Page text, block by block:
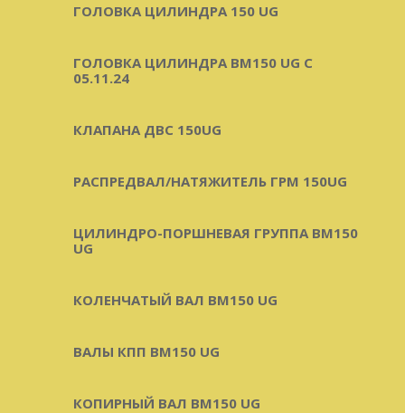
ГОЛОВКА ЦИЛИНДРА 150 UG
ГОЛОВКА ЦИЛИНДРА BM150 UG C
05.11.24
КЛАПАНА ДВС 150UG
РАСПРЕДВАЛ/НАТЯЖИТЕЛЬ ГРМ 150UG
ЦИЛИНДРО-ПОРШНЕВАЯ ГРУППА BM150
UG
КОЛЕНЧАТЫЙ ВАЛ BM150 UG
ВАЛЫ КПП BM150 UG
КОПИРНЫЙ ВАЛ BM150 UG